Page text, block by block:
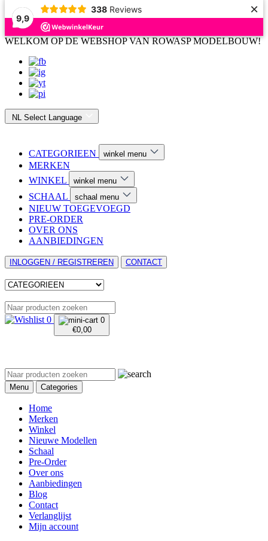
9,9
338 Reviews ×
WELKOM OP DE WEBSHOP VAN ROWASP MODELBOUW!
NL Select Language
CATEGORIEEN winkel menu
MERKEN
WINKEL
winkel menu
SCHAAL schaal menu
NIEUW TOEGEVOEGD
PRE-ORDER
OVER ONS
AANBIEDINGEN
INLOGGEN / REGISTREREN CONTACT
0
0
€0,00
Menu Categories
Home
Merken
Winkel
Nieuwe Modellen
Schaal
Pre-Order
Over ons
Aanbiedingen
Blog
Contact
Verlanglijst
Mijn account